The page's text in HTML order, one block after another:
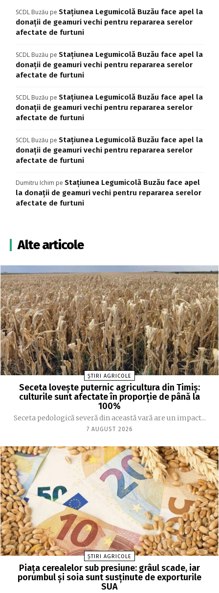
SCDL Buzău pe Stațiunea Legumicolă Buzău face apel la
donații de geamuri vechi pentru repararea serelor
afectate de furtuni
SCDL Buzău pe Stațiunea Legumicolă Buzău face apel la
donații de geamuri vechi pentru repararea serelor
afectate de furtuni
SCDL Buzău pe Stațiunea Legumicolă Buzău face apel la
donații de geamuri vechi pentru repararea serelor
afectate de furtuni
SCDL Buzău pe Stațiunea Legumicolă Buzău face apel la
donații de geamuri vechi pentru repararea serelor
afectate de furtuni
Dumitru Ichim pe Stațiunea Legumicolă Buzău face apel
la donații de geamuri vechi pentru repararea serelor
afectate de furtuni
Alte articole
ȘTIRI AGRICOLE
Seceta lovește puternic agricultura din Timiș:
culturile sunt afectate în proporție de până la
100%
Seceta pedologică severă din această vară are un impact...
7 AUGUST 2026
ȘTIRI AGRICOLE
Piața cerealelor sub presiune: grâul scade, iar
porumbul și soia sunt susținute de exporturile
SUA